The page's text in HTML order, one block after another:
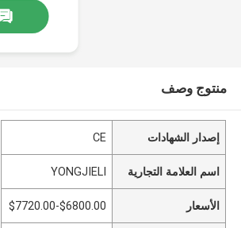
منتوج وصف
إصدار الشهادات CE
اسم العلامة التجارية YONGJIELI
الأسعار $6800.00-$7720.00